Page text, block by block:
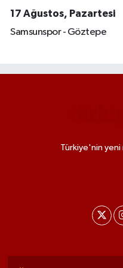
17 Ağustos, Pazartesi
Samsunspor - Göztepe
Türkiye'nin